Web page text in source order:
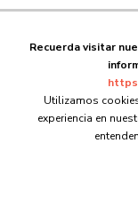
Archivos
agosto 2026
julio 2026
Recuerda visitar
Utilizamos
experiencia en